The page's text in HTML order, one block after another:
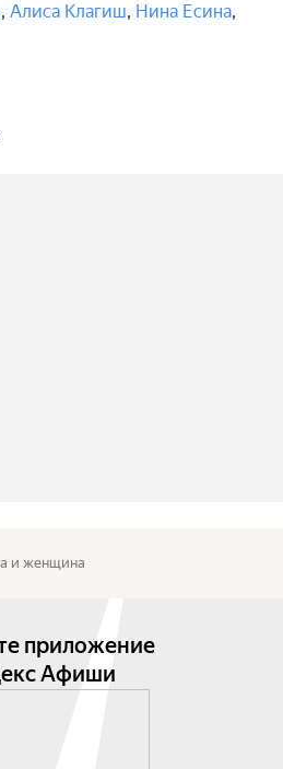
, Алиса Клагиш, Нина Есина,
и женщина
приложение
Афиши